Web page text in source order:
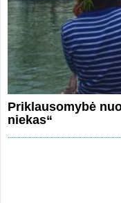
Priklausomybė
niekas“